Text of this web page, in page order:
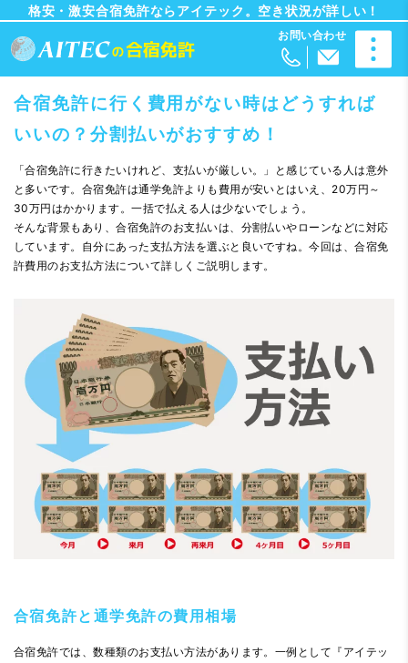
格安・激安合宿免許ならアイテック。空き状況が詳しい！
合宿免許に行く費用がない時はどうすれば
いいの？分割払いがおすすめ！
「合宿免許に行きたいけれど、支払いが厳しい。」と感じている人は意外
と多いです。合宿免許は通学免許よりも費用が安いとはいえ、20万円～
30万円はかかります。一括で払える人は少ないでしょう。
そんな背景もあり、合宿免許のお支払いは、分割払いやローンなどに対応
しています。自分にあった支払方法を選ぶと良いですね。今回は、合宿免
許費用のお支払方法について詳しくご説明します。
合宿免許と通学免許の費用相場
合宿免許では、数種類のお支払い方法があります。一例として『アイテッ